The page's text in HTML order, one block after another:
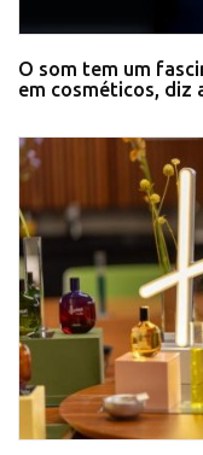
O som tem um
em cosméticos, diz